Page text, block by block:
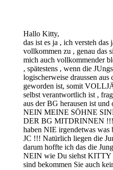
Hallo Kitty,
das ist es ja , ich versteh
vollkommen zu , genau das
mich auch vollkommender
, spätestens , wenn die
logischerweise draussen
geworden ist, somit
selbst verantwortlich ist ,
aus der BG herausen ist
NEIN MEINE SÖHNE
DER BG MITDRINNEN !!!
haben NIE irgendetwas was
JC !!! Natürlich liegen die
darum hoffte ich das die
NEIN wie Du siehst KITTY
sind bekommen Sie auch